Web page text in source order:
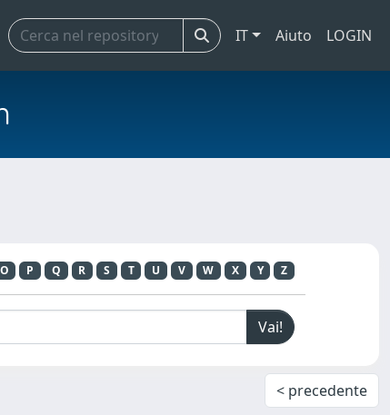
IT Aiuto LOGIN
O P Q R S T U V W X Y Z
< precedente